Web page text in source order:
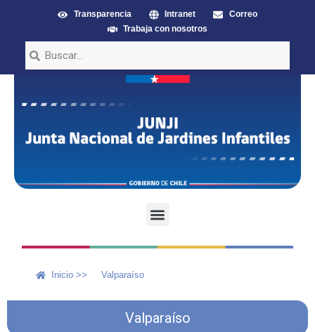
Transparencia Intranet
Correo
Trabaja con nosotros
Inicio >> Valparaíso
Valparaíso